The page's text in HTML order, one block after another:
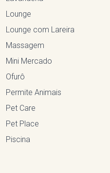
Lounge
Lounge com Lareira
Massagem
Mini Mercado
Ofurô
Permite Animais
Pet Care
Pet Place
Piscina